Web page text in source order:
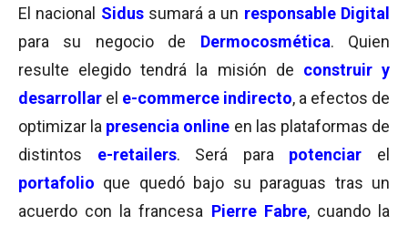
El nacional Sidus sumará a un responsable Digital
para su negocio de Dermocosmética. Quien
resulte elegido tendrá la misión de construir y
desarrollar el e-commerce indirecto, a efectos de
optimizar la presencia online en las plataformas de
distintos e-retailers. Será para potenciar el
portafolio que quedó bajo su paraguas tras un
acuerdo con la francesa Pierre Fabre, cuando la